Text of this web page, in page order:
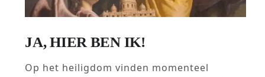
JA, HIER BEN IK!
Op het heiligdom vinden momenteel